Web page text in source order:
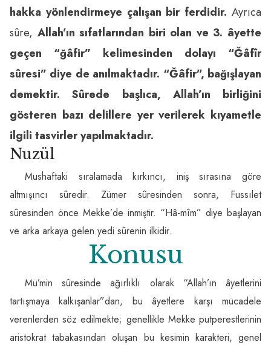
hakka yönlendirmeye çalışan bir ferdidir. Ayrıca
sûre, Allah’ın sıfatlarından biri olan ve 3. âyette
geçen “ğâfir” kelimesinden dolayı “Ğâfîr
sûresi” diye de anılmaktadır. “Ğâfir”, bağışlayan
demektir. Sûrede başlıca, Allah’ın birliğini
gösteren bazı delillere yer verilerek kıyametle
ilgili tasvirler yapılmaktadır.
Nuzül
Mushaftaki sıralamada kırkıncı, iniş sırasına göre
altmışıncı sûredir. Zümer sûresinden sonra, Fussılet
sûresinden önce Mekke’de inmiştir. “Hâ-mîm” diye başlayan
ve arka arkaya gelen yedi sûrenin ilkidir.
Konusu
Mü’min sûresinde ağırlıklı olarak “Allah’ın âyetlerini
tartışmaya kalkışanlar”dan, bu âyetlere karşı mücadele
verenlerden söz edilmekte; genellikle Mekke putperestlerinin
aristokrat tabakasından oluşan bu kesimin karakteri, genel